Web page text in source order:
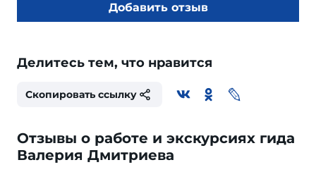
Добавить отзыв
Делитесь тем, что нравится
Скопировать ссылку
Отзывы о работе и экскурсиях гида
Валерия Дмитриева